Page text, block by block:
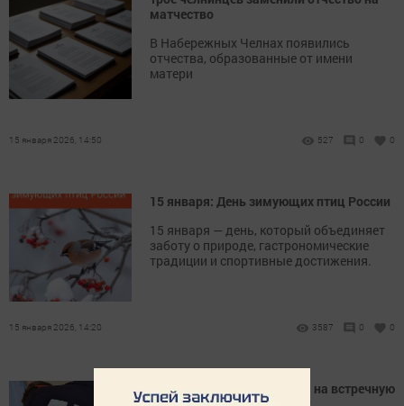
матчество
В Набережных Челнах появились
отчества, образованные от имени
матери
15 января 2026, 14:50 527 0 0
15 января: День зимующих птиц России
15 января — день, который объединяет
заботу о природе, гастрономические
традиции и спортивные достижения.
15 января 2026, 14:20 3587 0 0
В Татарстане из-за выезда на встречную